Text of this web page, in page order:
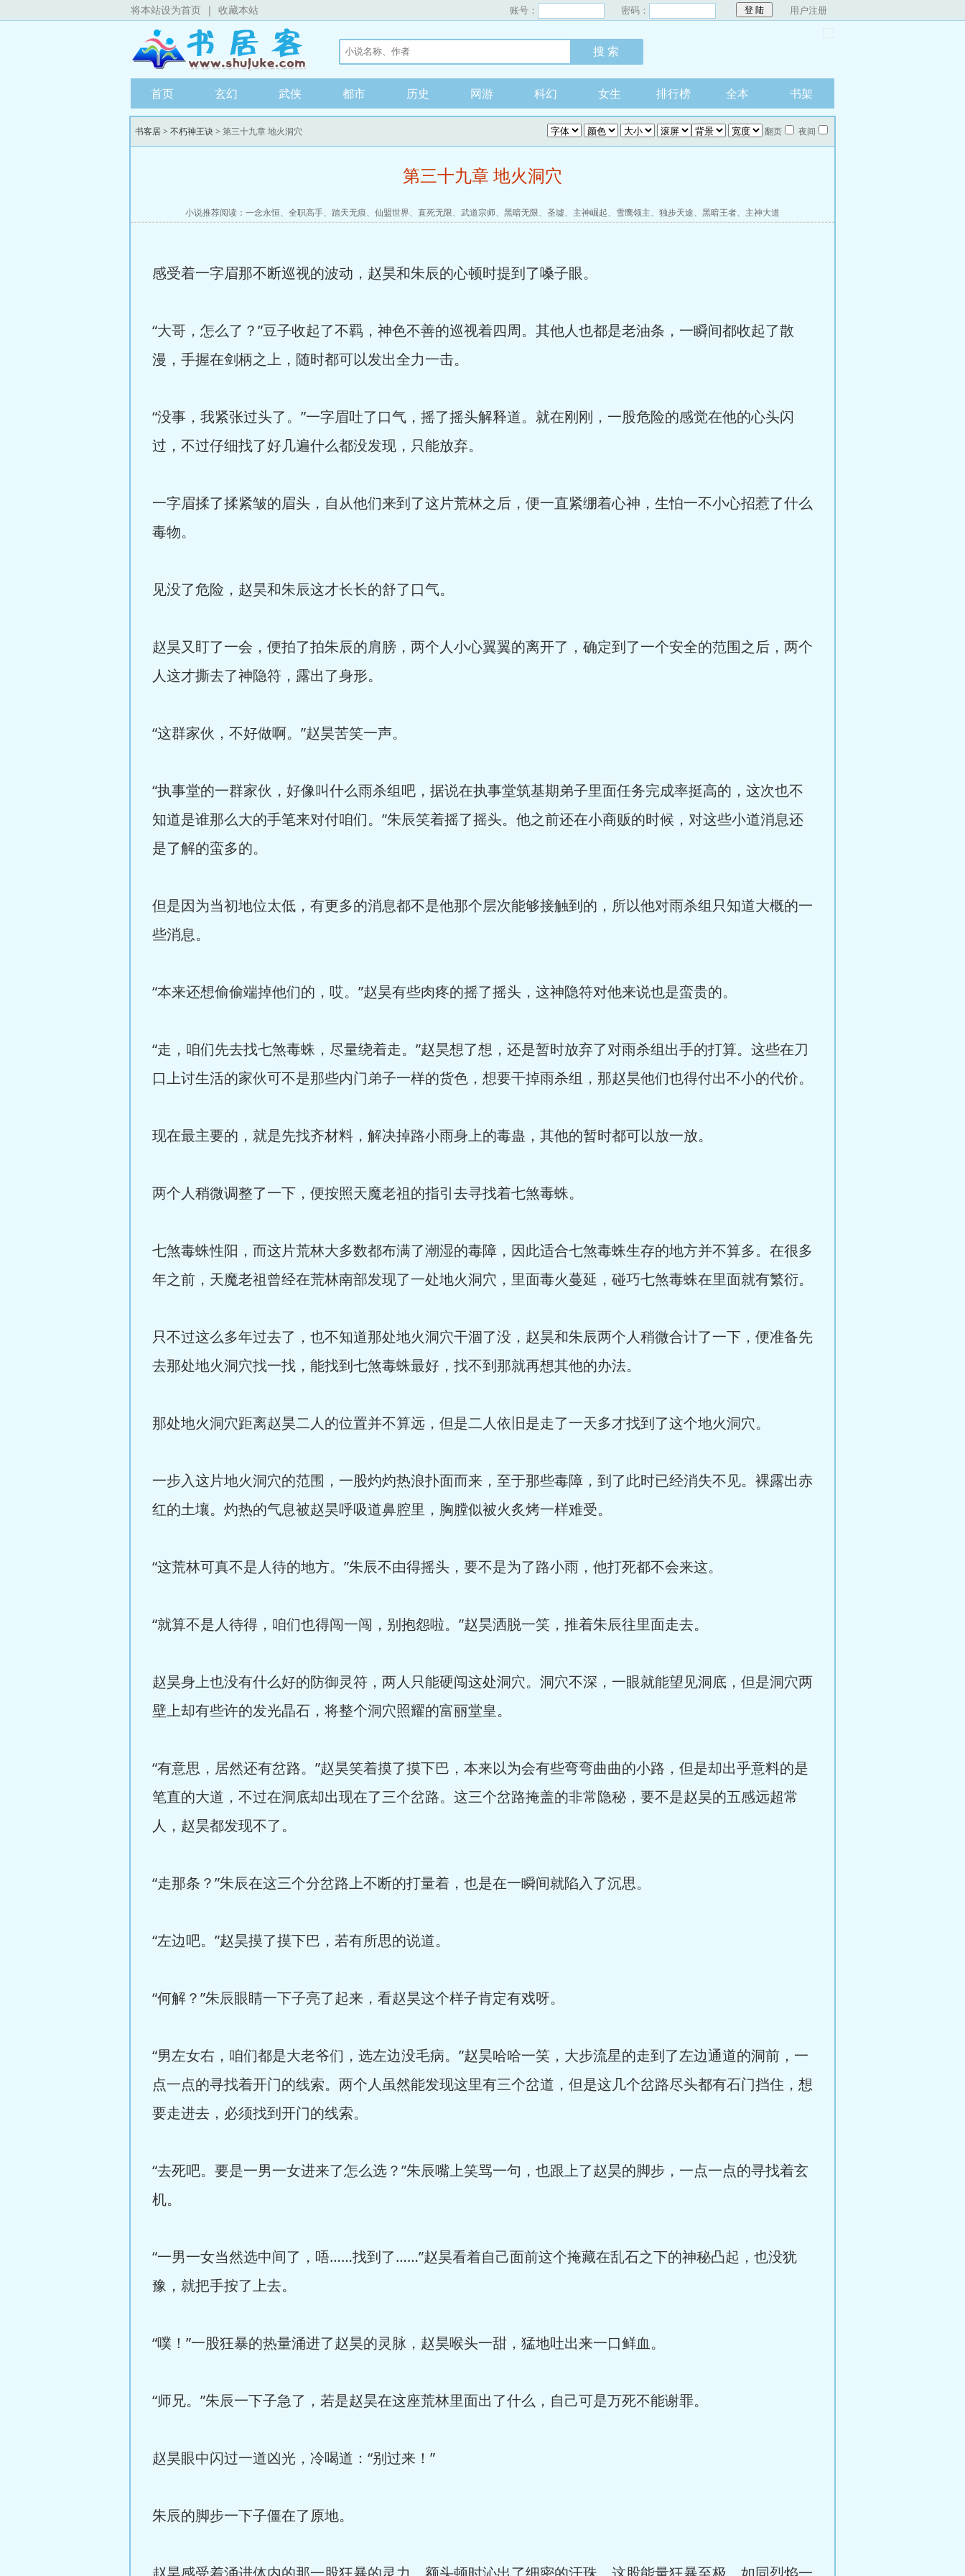
将本站设为首页 | 收藏本站 账号： 密码： 用户注册
首页 玄幻 武侠 都市 历史 网游 科幻 女生 排行榜 全本 书架
书客居> 不朽神王诀> 第三十九章 地火洞穴 翻页 夜间
第三十九章 地火洞穴
小说推荐阅读： 一念永恒、 全职高手、 踏天无痕、 仙盟世界、 直死无限、 武道宗师、 黑暗无限、 圣墟、 主神崛起、 雪鹰领主、 独步天途、 黑暗王者、 主神大道
感受着一字眉那不断巡视的波动，赵昊和朱辰的心顿时提到了嗓子眼。
“大哥，怎么了？”豆子收起了不羁，神色不善的巡视着四周。其他人也都是老油条，一瞬间都收起了散
漫，手握在剑柄之上，随时都可以发出全力一击。
“没事，我紧张过头了。”一字眉吐了口气，摇了摇头解释道。就在刚刚，一股危险的感觉在他的心头闪
过，不过仔细找了好几遍什么都没发现，只能放弃。
一字眉揉了揉紧皱的眉头，自从他们来到了这片荒林之后，便一直紧绷着心神，生怕一不小心招惹了什么
毒物。
见没了危险，赵昊和朱辰这才长长的舒了口气。
赵昊又盯了一会，便拍了拍朱辰的肩膀，两个人小心翼翼的离开了，确定到了一个安全的范围之后，两个
人这才撕去了神隐符，露出了身形。
“这群家伙，不好做啊。”赵昊苦笑一声。
“执事堂的一群家伙，好像叫什么雨杀组吧，据说在执事堂筑基期弟子里面任务完成率挺高的，这次也不
知道是谁那么大的手笔来对付咱们。”朱辰笑着摇了摇头。他之前还在小商贩的时候，对这些小道消息还
是了解的蛮多的。
但是因为当初地位太低，有更多的消息都不是他那个层次能够接触到的，所以他对雨杀组只知道大概的一
些消息。
“本来还想偷偷端掉他们的，哎。”赵昊有些肉疼的摇了摇头，这神隐符对他来说也是蛮贵的。
“走，咱们先去找七煞毒蛛，尽量绕着走。”赵昊想了想，还是暂时放弃了对雨杀组出手的打算。这些在刀
口上讨生活的家伙可不是那些内门弟子一样的货色，想要干掉雨杀组，那赵昊他们也得付出不小的代价。
现在最主要的，就是先找齐材料，解决掉路小雨身上的毒蛊，其他的暂时都可以放一放。
两个人稍微调整了一下，便按照天魔老祖的指引去寻找着七煞毒蛛。
七煞毒蛛性阳，而这片荒林大多数都布满了潮湿的毒障，因此适合七煞毒蛛生存的地方并不算多。在很多
年之前，天魔老祖曾经在荒林南部发现了一处地火洞穴，里面毒火蔓延，碰巧七煞毒蛛在里面就有繁衍。
只不过这么多年过去了，也不知道那处地火洞穴干涸了没，赵昊和朱辰两个人稍微合计了一下，便准备先
去那处地火洞穴找一找，能找到七煞毒蛛最好，找不到那就再想其他的办法。
那处地火洞穴距离赵昊二人的位置并不算远，但是二人依旧是走了一天多才找到了这个地火洞穴。
一步入这片地火洞穴的范围，一股灼灼热浪扑面而来，至于那些毒障，到了此时已经消失不见。裸露出赤
红的土壤。灼热的气息被赵昊呼吸道鼻腔里，胸膛似被火炙烤一样难受。
“这荒林可真不是人待的地方。”朱辰不由得摇头，要不是为了路小雨，他打死都不会来这。
“就算不是人待得，咱们也得闯一闯，别抱怨啦。”赵昊洒脱一笑，推着朱辰往里面走去。
赵昊身上也没有什么好的防御灵符，两人只能硬闯这处洞穴。洞穴不深，一眼就能望见洞底，但是洞穴两
壁上却有些许的发光晶石，将整个洞穴照耀的富丽堂皇。
“有意思，居然还有岔路。”赵昊笑着摸了摸下巴，本来以为会有些弯弯曲曲的小路，但是却出乎意料的是
笔直的大道，不过在洞底却出现在了三个岔路。这三个岔路掩盖的非常隐秘，要不是赵昊的五感远超常
人，赵昊都发现不了。
“走那条？”朱辰在这三个分岔路上不断的打量着，也是在一瞬间就陷入了沉思。
“左边吧。”赵昊摸了摸下巴，若有所思的说道。
“何解？”朱辰眼睛一下子亮了起来，看赵昊这个样子肯定有戏呀。
“男左女右，咱们都是大老爷们，选左边没毛病。”赵昊哈哈一笑，大步流星的走到了左边通道的洞前，一
点一点的寻找着开门的线索。两个人虽然能发现这里有三个岔道，但是这几个岔路尽头都有石门挡住，想
要走进去，必须找到开门的线索。
“去死吧。要是一男一女进来了怎么选？”朱辰嘴上笑骂一句，也跟上了赵昊的脚步，一点一点的寻找着玄
机。
“一男一女当然选中间了，唔……找到了……”赵昊看着自己面前这个掩藏在乱石之下的神秘凸起，也没犹
豫，就把手按了上去。
“噗！”一股狂暴的热量涌进了赵昊的灵脉，赵昊喉头一甜，猛地吐出来一口鲜血。
“师兄。”朱辰一下子急了，若是赵昊在这座荒林里面出了什么，自己可是万死不能谢罪。
赵昊眼中闪过一道凶光，冷喝道：“别过来！”
朱辰的脚步一下子僵在了原地。